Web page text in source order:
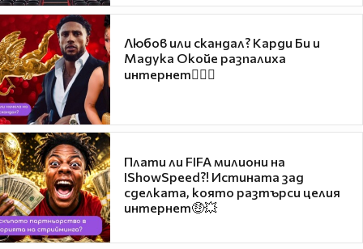
Любов или скандал? Карди Би и
Мадука Окойе разпалиха
интернет❤️‍🔥🔥
Плати ли FIFA милиони на
IShowSpeed?! Истината зад
сделката, която разтърси целия
интернет🤑💥